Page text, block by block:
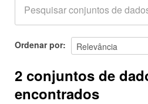
Grupos
Sobre
Ordenar por
2 conjuntos de
encontrados